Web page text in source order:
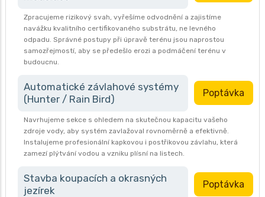
Zpracujeme rizikový svah, vyřešíme odvodnění a zajistíme
navážku kvalitního certifikovaného substrátu, ne levného
odpadu. Správné postupy při úpravě terénu jsou naprostou
samozřejmostí, aby se předešlo erozi a podmáčení terénu v
budoucnu.
Automatické závlahové systémy
(Hunter / Rain Bird)
Poptávka
Navrhujeme sekce s ohledem na skutečnou kapacitu vašeho
zdroje vody, aby systém zavlažoval rovnoměrně a efektivně.
Instalujeme profesionální kapkovou i postřikovou závlahu, která
zamezí plýtvání vodou a vzniku plísní na listech.
Stavba koupacích a okrasných
jezírek
Poptávka